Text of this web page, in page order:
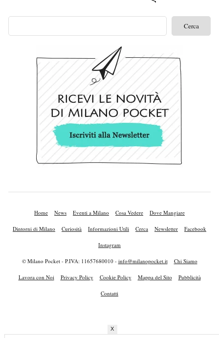
Home News Eventi a Milano Cosa Vedere Dove Mangiare
Dintorni di Milano Curiosità Informazioni Utili Cerca Newsletter Facebook
Instagram
© Milano Pocket - P.IVA: 11657680010 - info@milanopocket.it Chi Siamo
Lavora con Noi Privacy Policy Cookie Policy Mappa del Sito Pubblicità
Contatti
X